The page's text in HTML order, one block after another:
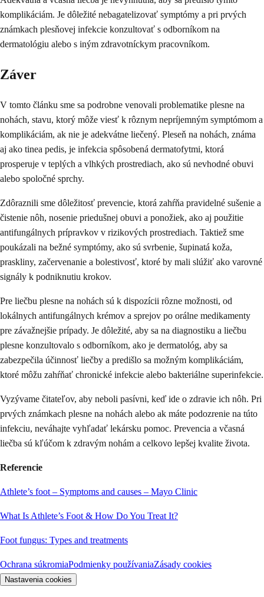
komplikáciám. Je dôležité nebagatelizovať symptómy a pri prvých
známkach plesňovej infekcie konzultovať s odborníkom na
dermatológiu alebo s iným zdravotníckym pracovníkom.
Záver
V tomto článku sme sa podrobne venovali problematike plesne na
nohách, stavu, ktorý môže viesť k rôznym nepríjemným symptómom a
komplikáciám, ak nie je adekvátne liečený. Pleseň na nohách, známa
aj ako tinea pedis, je infekcia spôsobená dermatofytmi, ktorá
prosperuje v teplých a vlhkých prostrediach, ako sú nevhodné obuvi
alebo spoločné sprchy.
Zdôraznili sme dôležitosť prevencie, ktorá zahŕňa pravidelné sušenie a
čistenie nôh, nosenie priedušnej obuvi a ponožiek, ako aj použitie
antifungálnych prípravkov v rizikových prostrediach. Taktiež sme
poukázali na bežné symptómy, ako sú svrbenie, šupinatá koža,
praskliny, začervenanie a bolestivosť, ktoré by mali slúžiť ako varovné
signály k podniknutiu krokov.
Pre liečbu plesne na nohách sú k dispozícii rôzne možnosti, od
lokálnych antifungálnych krémov a sprejov po orálne medikamenty
pre závažnejšie prípady. Je dôležité, aby sa na diagnostiku a liečbu
plesne konzultovalo s odborníkom, ako je dermatológ, aby sa
zabezpečila účinnosť liečby a predišlo sa možným komplikáciám,
ktoré môžu zahŕňať chronické infekcie alebo bakteriálne superinfekcie.
Vyzývame čitateľov, aby neboli pasívni, keď ide o zdravie ich nôh. Pri
prvých známkach plesne na nohách alebo ak máte podozrenie na túto
infekciu, neváhajte vyhľadať lekársku pomoc. Prevencia a včasná
liečba sú kľúčom k zdravým nohám a celkovo lepšej kvalite života.
Referencie
Athlete’s foot – Symptoms and causes – Mayo Clinic
What Is Athlete’s Foot & How Do You Treat It?
Foot fungus: Types and treatments
Ochrana súkromiaPodmienky používaniaZásady cookies
Nastavenia cookies